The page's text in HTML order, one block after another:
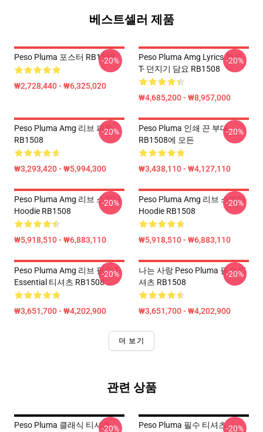
베스트셀러 제품
Peso Pluma 포스터 RB1508
₩2,728,440 - ₩6,325,020
-20%
Peso Pluma Amg Lyrics 정유
T- 던지기 담요 RB1508
₩4,685,200 - ₩8,957,000
-20%
Peso Pluma Amg 리브 퍼즐
RB1508
₩3,293,420 - ₩5,994,300
-20%
Peso Pluma 인쇄 끈 부대
RB1508에 모든
₩3,438,110 - ₩4,127,110
-20%
Peso Pluma Amg 리브 스웨터
Hoodie RB1508
₩5,918,510 - ₩6,883,110
-20%
Peso Pluma Amg 리브 스웨터
Hoodie RB1508
₩5,918,510 - ₩6,883,110
-20%
Peso Pluma Amg 리브 필수 T-
Essential 티셔츠 RB1508
₩3,651,700 - ₩4,202,900
-20%
나는 사랑 Peso Pluma 필수 티
셔츠 RB1508
₩3,651,700 - ₩4,202,900
-20%
더 보기
관련 상품
Peso Pluma 클래식 티셔츠-20%
Peso Pluma 필수 티셔츠-20%